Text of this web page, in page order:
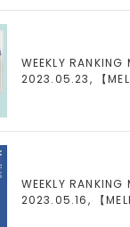
WEEKLY
2023.05.23, 【
WEEKLY
2023.05.16, 【